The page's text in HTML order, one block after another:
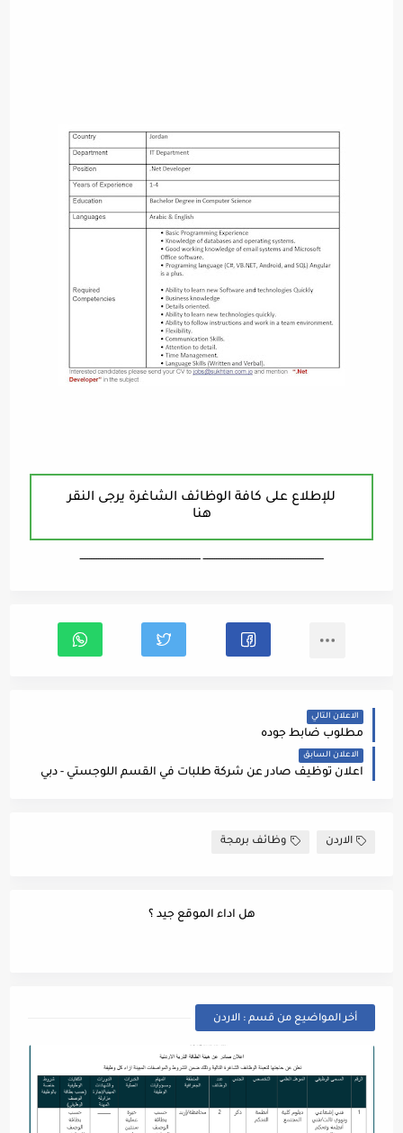
للإطلاع على كافة الوظائف الشاغرة يرجى النقر
هنا
ـــــــــــــــــــــــــــــــــــــــــــــــــــــــــــــــــــ ـــــــــــــــــــــــــــــــــــــــــــــــــــــــــــــــــــ
الاعلان التالي
مطلوب ضابط جوده
الاعلان السابق
اعلان توظيف صادر عن شركة طلبات في القسم اللوجستي - دبي
الاردن وظائف برمجة
هل اداء الموقع جيد ؟
أخر المواضيع من قسم : الاردن